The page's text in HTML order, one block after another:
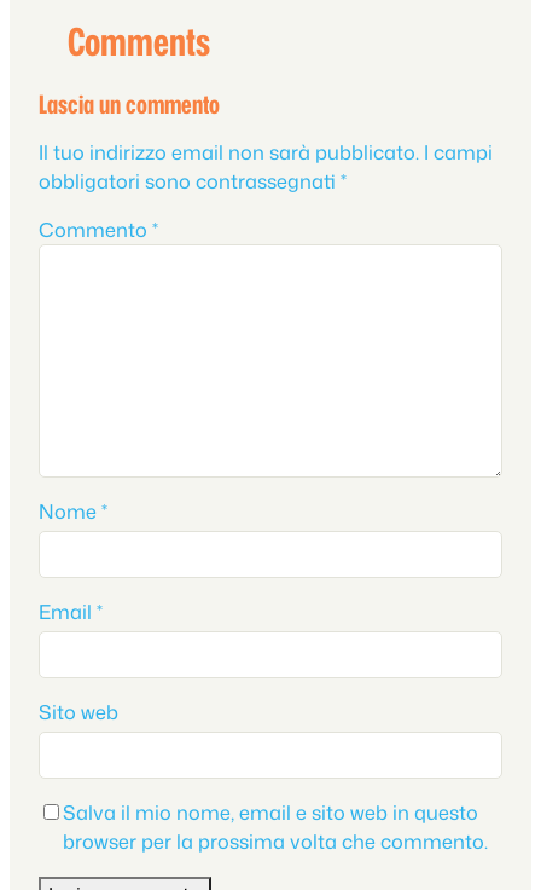
Comments
Lascia un commento
Il tuo indirizzo email non sarà pubblicato. I campi
obbligatori sono contrassegnati *
Commento *
Nome*
Email *
Sito web
Salva il mio nome, email e sito web in questo
browser per la prossima volta che commento.